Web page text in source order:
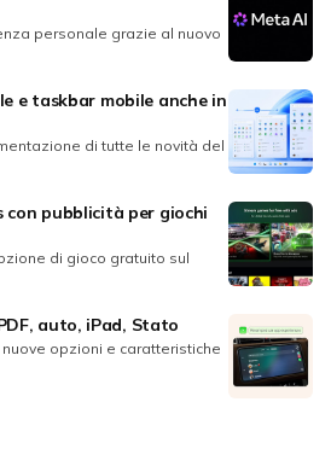
personale grazie al nuovo
e taskbar mobile anche in
di tutte le novità del
con pubblicità per giochi
di gioco gratuito sul
auto, iPad, Stato
opzioni e caratteristiche